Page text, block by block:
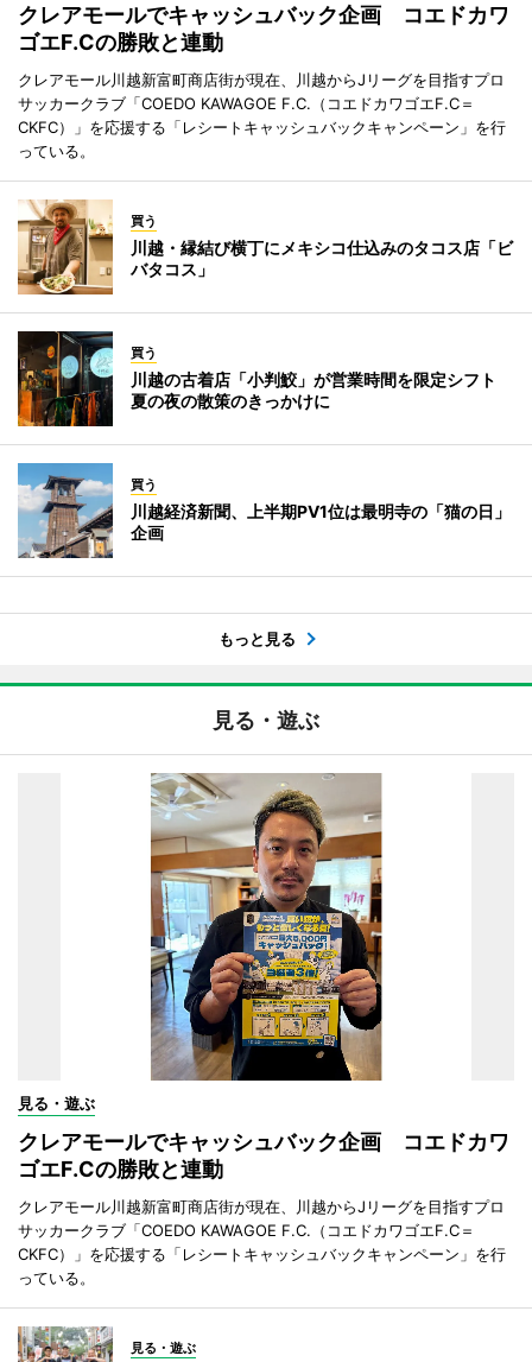
クレアモールでキャッシュバック企画 コエドカワ
ゴエF.Cの勝敗と連動
クレアモール川越新富町商店街が現在、川越からJリーグを目指すプロ
サッカークラブ「COEDO KAWAGOE F.C.（コエドカワゴエF.C＝
CKFC）」を応援する「レシートキャッシュバックキャンペーン」を行
っている。
買う
川越・縁結び横丁にメキシコ仕込みのタコス店「ビ
バタコス」
買う
川越の古着店「小判鮫」が営業時間を限定シフト
夏の夜の散策のきっかけに
買う
川越経済新聞、上半期PV1位は最明寺の「猫の日」
企画
もっと見る
見る・遊ぶ
見る・遊ぶ
クレアモールでキャッシュバック企画 コエドカワ
ゴエF.Cの勝敗と連動
クレアモール川越新富町商店街が現在、川越からJリーグを目指すプロ
サッカークラブ「COEDO KAWAGOE F.C.（コエドカワゴエF.C＝
CKFC）」を応援する「レシートキャッシュバックキャンペーン」を行
っている。
見る・遊ぶ